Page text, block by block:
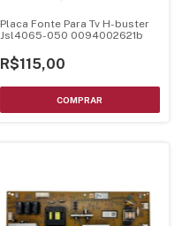
Placa Fonte Para Tv H-buster
Jsl4065-050 0094002621b
R$115,00